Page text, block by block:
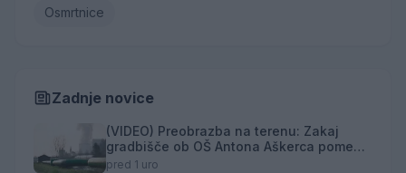
Osmrtnice
Zadnje novice
(VIDEO) Preobrazba na terenu: Zakaj
gradbišče ob OŠ Antona Aškerca pomeni
naložbo v prihodnost?
pred 1 uro